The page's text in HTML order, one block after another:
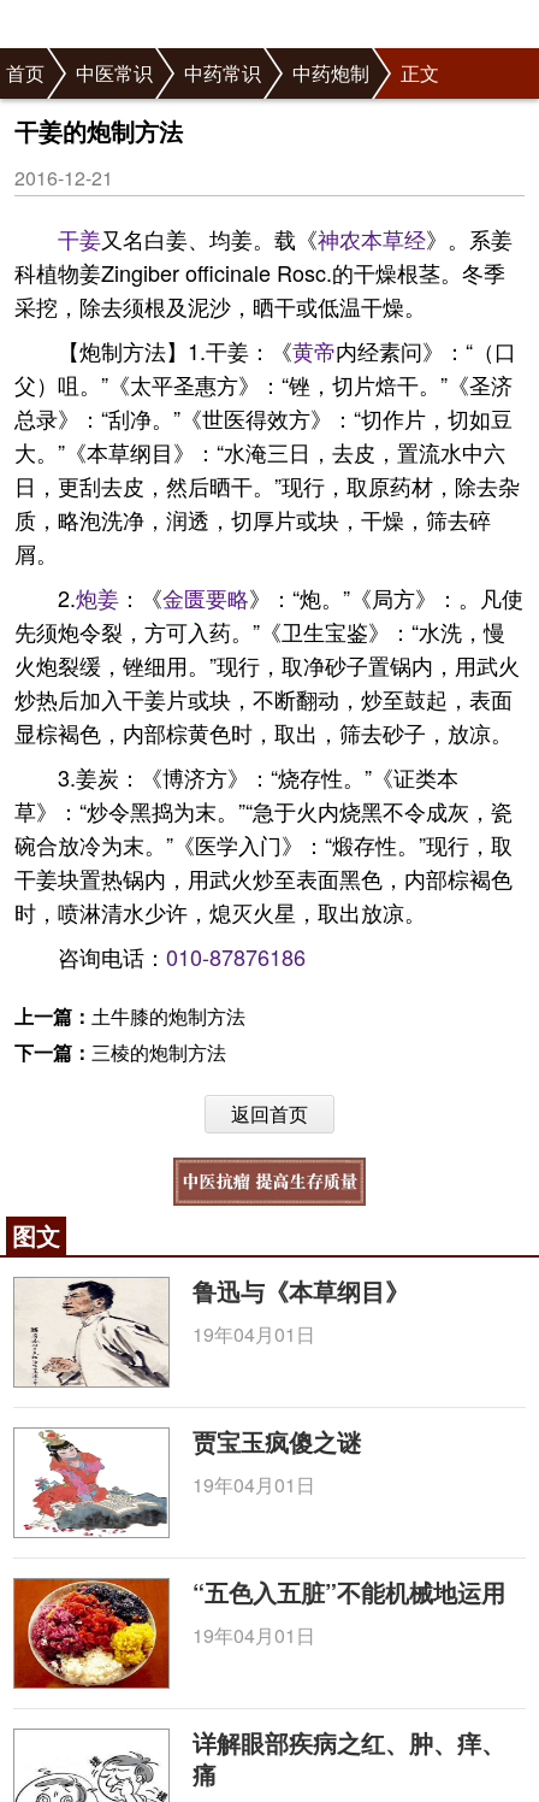
首页 中医常识 中药常识 中药炮制 正文
干姜的炮制方法
2016-12-21
干姜又名白姜、均姜。载《神农本草经》。系姜
科植物姜Zingiber officinale Rosc.的干燥根茎。冬季
采挖，除去须根及泥沙，晒干或低温干燥。
【炮制方法】1.干姜：《黄帝内经素问》：“（口
父）咀。”《太平圣惠方》：“锉，切片焙干。”《圣济
总录》：“刮净。”《世医得效方》：“切作片，切如豆
大。”《本草纲目》：“水淹三日，去皮，置流水中六
日，更刮去皮，然后晒干。”现行，取原药材，除去杂
质，略泡洗净，润透，切厚片或块，干燥，筛去碎
屑。
2.炮姜 ：《金匮要略》：“炮。”《局方》：。凡使
先须炮令裂，方可入药。”《卫生宝鉴》：“水洗，慢
火炮裂缓，锉细用。”现行，取净砂子置锅内，用武火
炒热后加入干姜片或块，不断翻动，炒至鼓起，表面
显棕褐色，内部棕黄色时，取出，筛去砂子，放凉。
3.姜炭：《博济方》：“烧存性。”《证类本
草》：“炒令黑捣为末。”“急于火内烧黑不令成灰，瓷
碗合放冷为末。”《医学入门》：“煅存性。”现行，取
干姜块置热锅内，用武火炒至表面黑色，内部棕褐色
时，喷淋清水少许，熄灭火星，取出放凉。
咨询电话： 010-87876186
上一篇： 土牛膝的炮制方法
下一篇： 三棱的炮制方法
返回首页
图文
鲁迅与《本草纲目》
19年04月01日
贾宝玉疯傻之谜
19年04月01日
“五色入五脏”不能机械地运用
19年04月01日
详解眼部疾病之红、肿、痒、
痛